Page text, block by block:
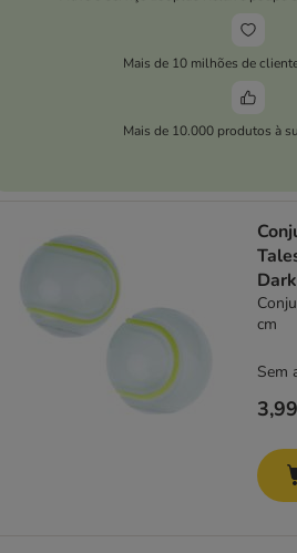
Mais de 10 milhões de
Mais de 10.000 produtos à
Dark
cm
Sem